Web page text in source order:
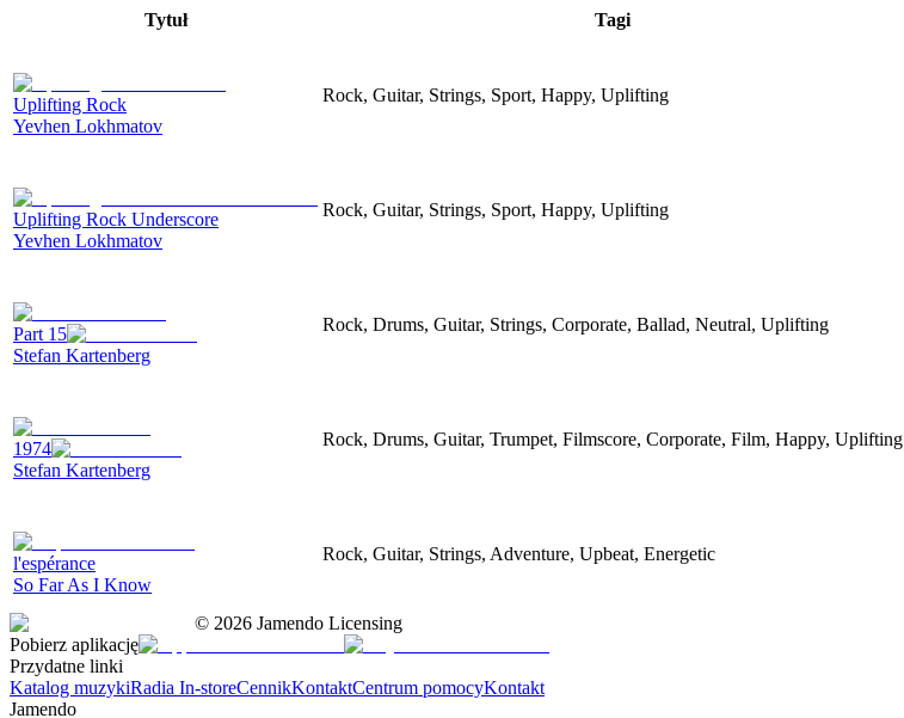
Tytuł Tagi
Uplifting Rock
Yevhen Lokhmatov
Rock, Guitar, Strings, Sport, Happy, Uplifting
Uplifting Rock Underscore
Yevhen Lokhmatov
Rock, Guitar, Strings, Sport, Happy, Uplifting
Part 15
Stefan Kartenberg
Rock, Drums, Guitar, Strings, Corporate, Ballad, Neutral, Uplifting
1974
Stefan Kartenberg
Rock, Drums, Guitar, Trumpet, Filmscore, Corporate, Film, Happy, Uplifting
l'espérance
So Far As I Know
Rock, Guitar, Strings, Adventure, Upbeat, Energetic
© 2026 Jamendo Licensing
Pobierz aplikację
Przydatne linki
Katalog muzykiRadia In-storeCennikKontaktCentrum pomocyKontakt
Jamendo